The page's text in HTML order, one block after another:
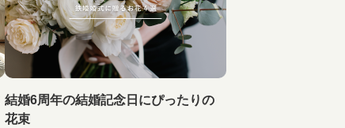
結婚6周年の結婚記念日にぴったりの
花束